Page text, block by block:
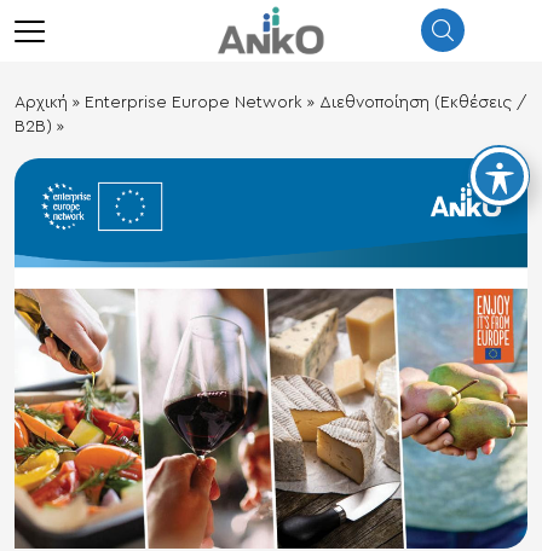
Αρχική » Enterprise Europe Network » Διεθνοποίηση (Εκθέσεις /
Β2Β) »